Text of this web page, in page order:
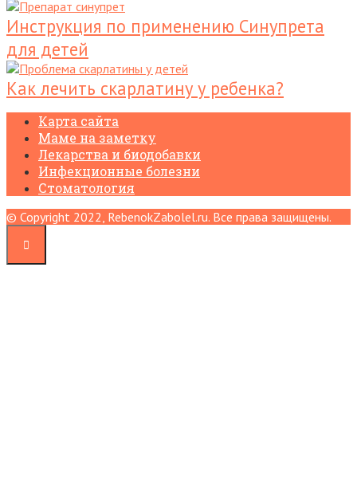
Инструкция по применению Синупрета
для детей
Как лечить скарлатину у ребенка?
Карта сайта
Маме на заметку
Лекарства и биодобавки
Инфекционные болезни
Стоматология
© Copyright 2022, RebenokZabolel.ru. Все права защищены.